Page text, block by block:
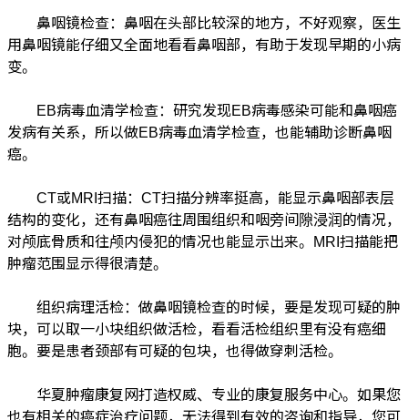
鼻咽镜检查：鼻咽在头部比较深的地方，不好观察，医生
用鼻咽镜能仔细又全面地看看鼻咽部，有助于发现早期的小病
变。
EB病毒血清学检查：研究发现EB病毒感染可能和鼻咽癌
发病有关系，所以做EB病毒血清学检查，也能辅助诊断鼻咽
癌。
CT或MRI扫描：CT扫描分辨率挺高，能显示鼻咽部表层
结构的变化，还有鼻咽癌往周围组织和咽旁间隙浸润的情况，
对颅底骨质和往颅内侵犯的情况也能显示出来。MRI扫描能把
肿瘤范围显示得很清楚。
组织病理活检：做鼻咽镜检查的时候，要是发现可疑的肿
块，可以取一小块组织做活检，看看活检组织里有没有癌细
胞。要是患者颈部有可疑的包块，也得做穿刺活检。
华夏肿瘤康复网打造权威、专业的康复服务中心。如果您
也有相关的癌症治疗问题，无法得到有效的咨询和指导，您可